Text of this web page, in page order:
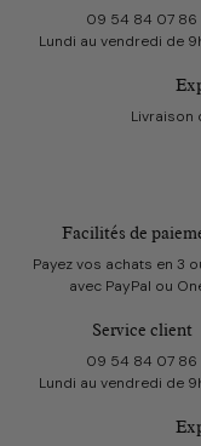
09 54 84 07 86
Lundi au vendredi de
Livraison
Facilités de
Payez vos achats en 3
avec PayPal ou
Service client
09 54 84 07 86
Lundi au vendredi de